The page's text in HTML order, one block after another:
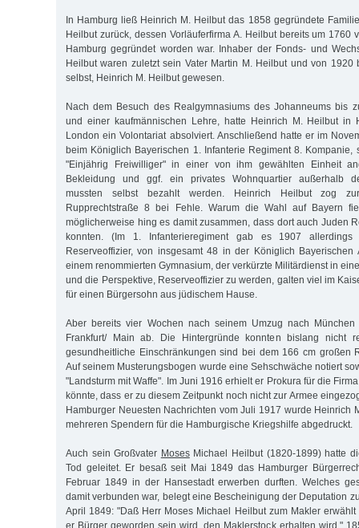
In Hamburg ließ Heinrich M. Heilbut das 1858 gegründete
Heilbut zurück, dessen Vorläuferfirma A. Heilbut bereits um 1760
Hamburg gegründet worden war. Inhaber der Fonds- und
Heilbut waren zuletzt sein Vater Martin M. Heilbut und von 1920
selbst, Heinrich M. Heilbut gewesen.
Nach dem Besuch des Realgymnasiums des Johanneums bis
und einer kaufmännischen Lehre, hatte Heinrich M. Heilbut in
London ein Volontariat absolviert. Anschließend hatte er im
beim Königlich Bayerischen 1. Infanterie Regiment 8. Kompanie,
"Einjährig Freiwilliger" in einer von ihm gewählten Einheit
Bekleidung und ggf. ein privates Wohnquartier außerhalb
mussten selbst bezahlt werden. Heinrich Heilbut zog
Rupprechtstraße 8 bei Fehle. Warum die Wahl auf Bayern
möglicherweise hing es damit zusammen, dass dort auch Juden
konnten. (Im 1. Infanterieregiment gab es 1907
Reserveoffizier, von insgesamt 48 in der Königlich Bayerischen
einem renommierten Gymnasium, der verkürzte Militärdienst in
und die Perspektive, Reserveoffizier zu werden, galten viel im
für einen Bürgersohn aus jüdischem Hause.
Aber bereits vier Wochen nach seinem Umzug nach
Frankfurt/ Main ab. Die Hintergründe konnten bislang nicht
gesundheitliche Einschränkungen sind bei dem 166 cm großen
Auf seinem Musterungsbogen wurde eine Sehschwäche notiert
"Landsturm mit Waffe". Im Juni 1916 erhielt er Prokura für die
könnte, dass er zu diesem Zeitpunkt noch nicht zur Armee
Hamburger Neuesten Nachrichten vom Juli 1917 wurde Heinrich
mehreren Spendern für die Hamburgische Kriegshilfe abgedruckt.
Auch sein Großvater MosesMichael Heilbut (1820-1899) hatte
Tod geleitet. Er besaß seit Mai 1849 das Hamburger
Februar 1849 in der Hansestadt erwerben durften. Welches
damit verbunden war, belegt eine Bescheinigung der Deputation
April 1849: "Daß Herr Moses Michael Heilbut zum Makler
er Bürger geworden sein wird, den Maklerstock erhalten wird."